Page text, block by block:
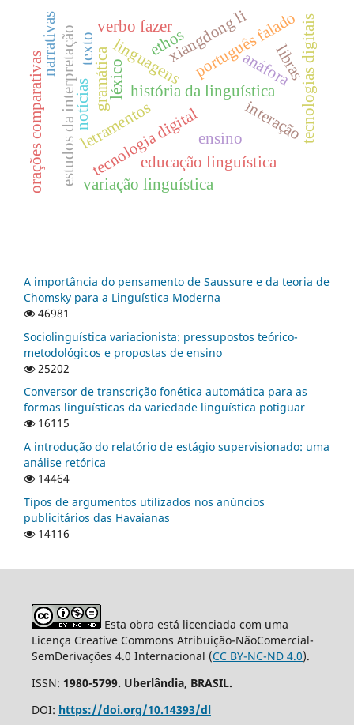
linguagens
letramentos ensino
tecnologia digital
gramática história da linguística
português falado
texto
educação linguística
tecnologias digitais
xiangdong li
estudos da interpretação
narrativas
interação
verbo fazer
anáfora
orações comparativas variação linguística
ethos
léxico libras
notícias
A importância do pensamento de Saussure e da teoria de
Chomsky para a Linguística Moderna
46981
Sociolinguística variacionista: pressupostos teórico-
metodológicos e propostas de ensino
25202
Conversor de transcrição fonética automática para as
formas linguísticas da variedade linguística potiguar
16115
A introdução do relatório de estágio supervisionado: uma
análise retórica
14464
Tipos de argumentos utilizados nos anúncios
publicitários das Havaianas
14116
Esta obra está licenciada com uma
Licença Creative Commons Atribuição-NãoComercial-
SemDerivações 4.0 Internacional (CC BY-NC-ND 4.0).
ISSN: 1980-5799. Uberlândia, BRASIL.
DOI: https://doi.org/10.14393/dl